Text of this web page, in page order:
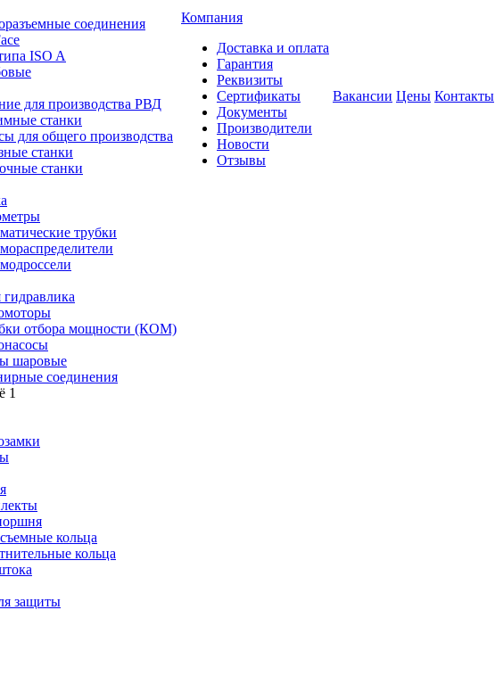
соединения
ISO A
для производства РВД
станки
для общего производства
станки
станки
трубки
отбора мощности (КОМ)
шаровые
соединения
1
кольца
кольца
защиты
Компания
Доставка и оплата
Гарантия
Реквизиты
Сертификаты
Документы
Производители
Новости
Отзывы
Вакансии Цены Контакты